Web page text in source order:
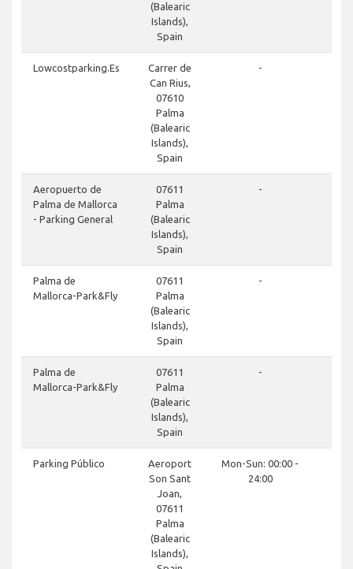
(Balearic
Islands),
Spain
Lowcostparking.Es
Carrer de
Can Rius,
07610
Palma
(Balearic
Islands),
Spain
-
Aeropuerto de
Palma de Mallorca
- Parking General
07611
Palma
(Balearic
Islands),
Spain
-
Palma de
Mallorca-Park&Fly
07611
Palma
(Balearic
Islands),
Spain
-
Palma de
Mallorca-Park&Fly
07611
Palma
(Balearic
Islands),
Spain
-
Parking Público
Aeroport
Son Sant
Joan,
07611
Palma
(Balearic
Islands),
Mon-Sun: 00:00 -
24:00